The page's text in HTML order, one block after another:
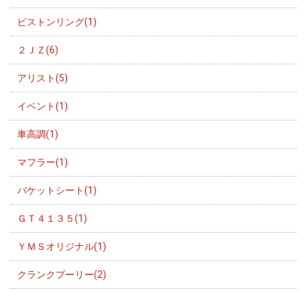
ピストンリング(1)
２ＪＺ(6)
アリスト(5)
イベント(1)
車高調(1)
マフラー(1)
バケットシート(1)
ＧＴ４１３５(1)
ＹＭＳオリジナル(1)
クランクプーリー(2)